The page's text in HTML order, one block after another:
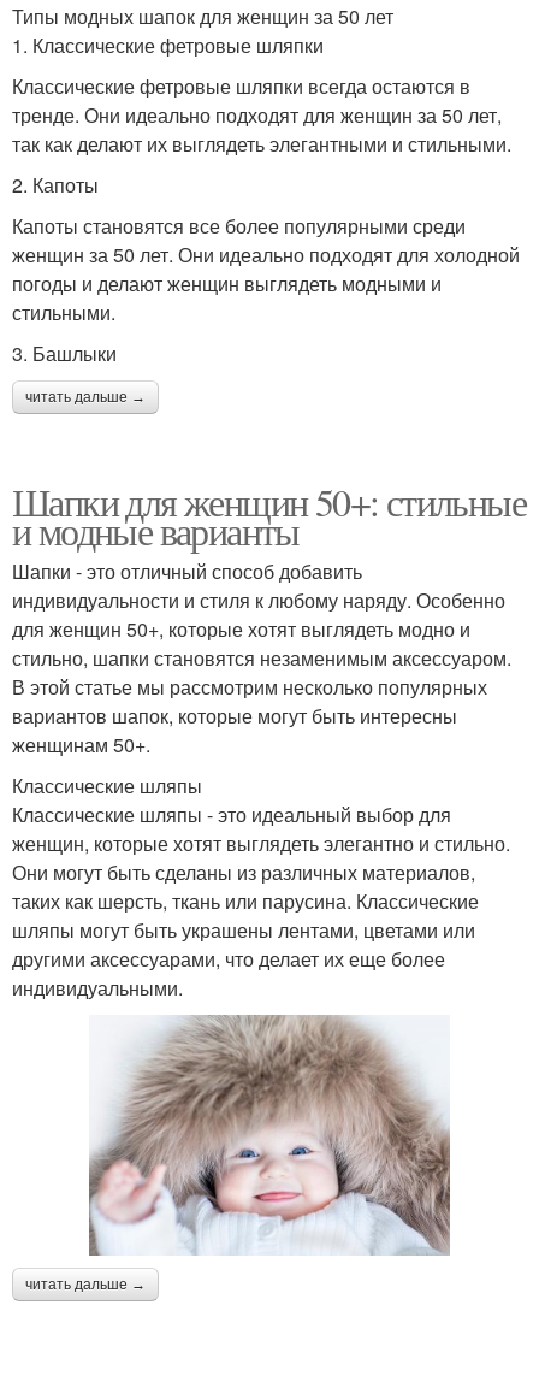
Типы модных шапок для женщин за 50 лет
1. Классические фетровые шляпки
Классические фетровые шляпки всегда остаются в
тренде. Они идеально подходят для женщин за 50 лет,
так как делают их выглядеть элегантными и стильными.
2. Капоты
Капоты становятся все более популярными среди
женщин за 50 лет. Они идеально подходят для холодной
погоды и делают женщин выглядеть модными и
стильными.
3. Башлыки
читать дальше →
Шапки для женщин 50+: стильные
и модные варианты
Шапки - это отличный способ добавить
индивидуальности и стиля к любому наряду. Особенно
для женщин 50+, которые хотят выглядеть модно и
стильно, шапки становятся незаменимым аксессуаром.
В этой статье мы рассмотрим несколько популярных
вариантов шапок, которые могут быть интересны
женщинам 50+.
Классические шляпы
Классические шляпы - это идеальный выбор для
женщин, которые хотят выглядеть элегантно и стильно.
Они могут быть сделаны из различных материалов,
таких как шерсть, ткань или парусина. Классические
шляпы могут быть украшены лентами, цветами или
другими аксессуарами, что делает их еще более
индивидуальными.
читать дальше →